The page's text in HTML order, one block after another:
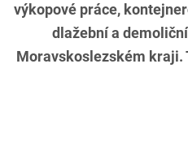
výkopové práce,
dlažební a
Moravskoslezském kraji.